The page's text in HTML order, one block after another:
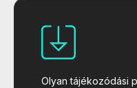
Olyan tájékozódási